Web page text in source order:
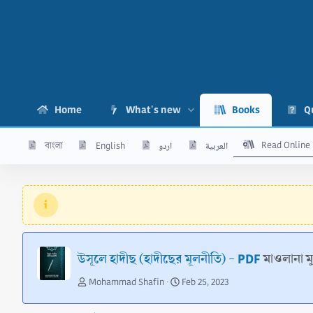
Home What's new Books
বাংলা English اردو العربية Read Online
উসূলে হাদীছ (হাদীছের মূলনীতি) - PDFমাওলানা
A
t
Mohammad Shafin
C
e
Feb 25, 2023